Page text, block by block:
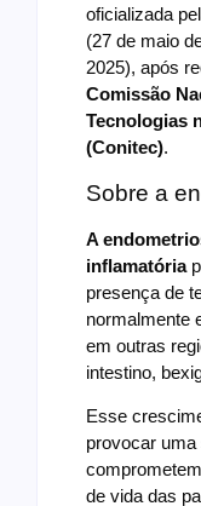
oficializada
(27 de maio
2025), após
Comissão
Tecnologias
(Conitec).
Sobre a
A
inflamatória
presença de
normalmente
em outras
intestino,
Esse
provocar
de vida das